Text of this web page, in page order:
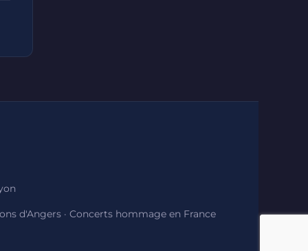
d'Angers · Concerts hommage en France